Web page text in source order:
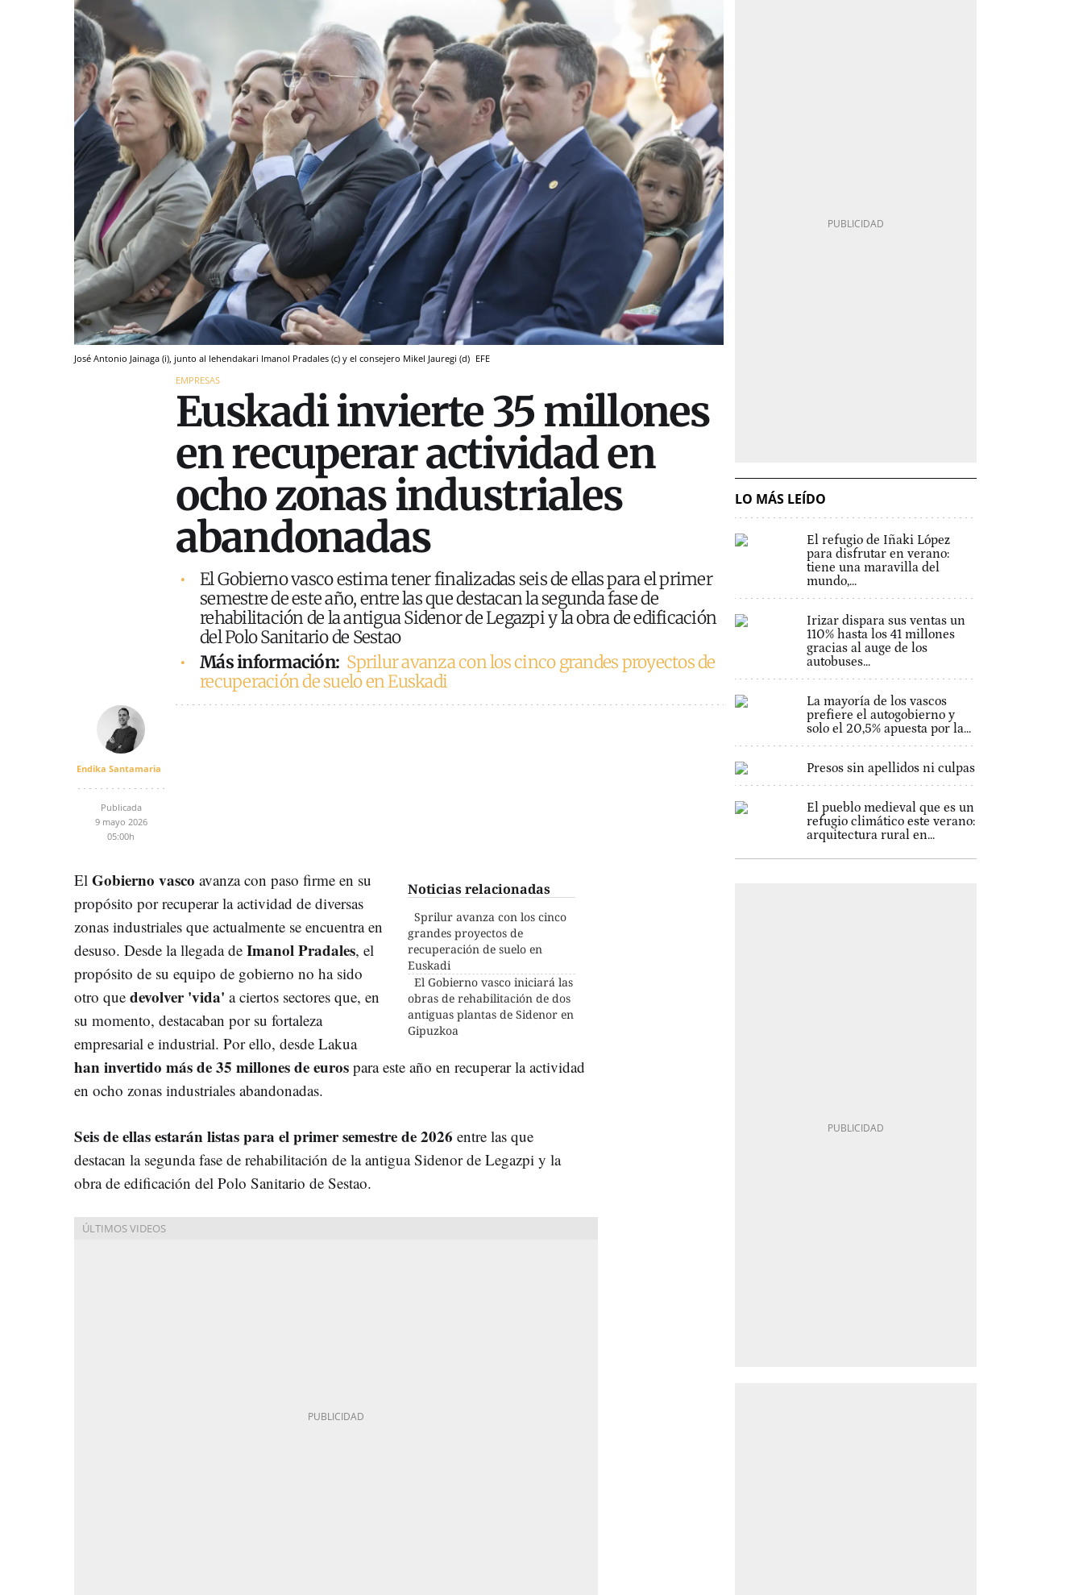
José Antonio Jainaga (i), junto al lehendakari Imanol Pradales (c) y el consejero Mikel Jauregi (d) EFE
EMPRESAS
Euskadi invierte 35 millones
en recuperar actividad en
ocho zonas industriales
abandonadas
El Gobierno vasco estima tener finalizadas seis de ellas para el primer
semestre de este año, entre las que destacan la segunda fase de
rehabilitación de la antigua Sidenor de Legazpi y la obra de edificación
del Polo Sanitario de Sestao
Más información: Sprilur avanza con los cinco grandes proyectos de
recuperación de suelo en Euskadi
Endika Santamaria
Publicada
9 mayo 2026
05:00h
Noticias relacionadas
Sprilur avanza con los cinco
grandes proyectos de
recuperación de suelo en
Euskadi
El Gobierno vasco iniciará las
obras de rehabilitación de dos
antiguas plantas de Sidenor en
Gipuzkoa
El Gobierno vasco avanza con paso firme en su
propósito por recuperar la actividad de diversas
zonas industriales que actualmente se encuentra en
desuso. Desde la llegada de Imanol Pradales, el
propósito de su equipo de gobierno no ha sido
otro que devolver 'vida' a ciertos sectores que, en
su momento, destacaban por su fortaleza
empresarial e industrial. Por ello, desde Lakua
han invertido más de 35 millones de euros para este año en recuperar la actividad
en ocho zonas industriales abandonadas.
Seis de ellas estarán listas para el primer semestre de 2026 entre las que
destacan la segunda fase de rehabilitación de la antigua Sidenor de Legazpi y la
obra de edificación del Polo Sanitario de Sestao.
LO MÁS LEÍDO
El refugio de Iñaki López
para disfrutar en verano:
tiene una maravilla del
mundo,...
Irizar dispara sus ventas un
110% hasta los 41 millones
gracias al auge de los
autobuses...
La mayoría de los vascos
prefiere el autogobierno y
solo el 20,5% apuesta por la...
Presos sin apellidos ni culpas
El pueblo medieval que es un
refugio climático este verano:
arquitectura rural en...